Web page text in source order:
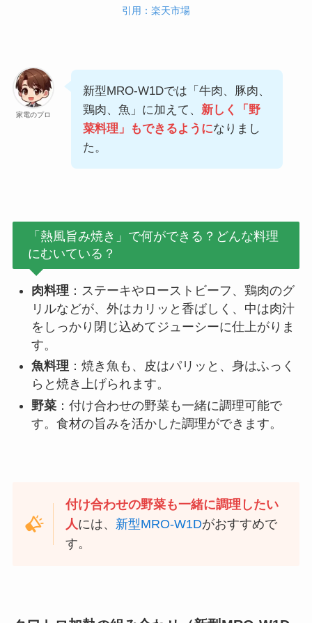
引用：楽天市場
家電のプロ
新型MRO-W1Dでは「牛肉、豚肉、
鶏肉、魚」に加えて、 新しく「野
菜料理」もできるようになりまし
た。
「熱風旨み焼き」で何ができる？どんな料理
にむいている？
肉料理 ：ステーキやローストビーフ、鶏肉のグ
リルなどが、外はカリッと香ばしく、中は肉汁
をしっかり閉じ込めてジューシーに仕上がりま
す。
魚料理 ：焼き魚も、皮はパリッと、身はふっく
らと焼き上げられます。
野菜：付け合わせの野菜も一緒に調理可能で
す。食材の旨みを活かした調理ができます。
付け合わせの野菜も一緒に調理したい
人には、 新型MRO-W1Dがおすすめで
す。